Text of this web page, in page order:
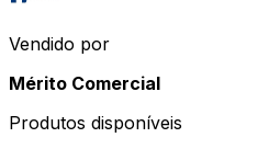
Vendido por
Mérito Comercial
Produtos disponíveis